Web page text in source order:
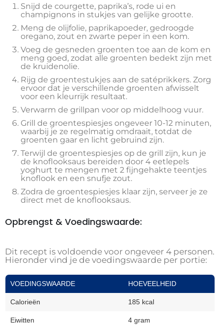
Snijd de courgette, paprika’s, rode ui en
champignons in stukjes van gelijke grootte.
Meng de olijfolie, paprikapoeder, gedroogde
oregano, zout en zwarte peper in een kom.
Voeg de gesneden groenten toe aan de kom en
meng goed, zodat alle groenten bedekt zijn met
de kruidenolie.
Rijg de groentestukjes aan de satéprikkers. Zorg
ervoor dat je verschillende groenten afwisselt
voor een kleurrijk resultaat.
Verwarm de grillpan voor op middelhoog vuur.
Grill de groentespiesjes ongeveer 10-12 minuten,
waarbij je ze regelmatig omdraait, totdat de
groenten gaar en licht gebruind zijn.
Terwijl de groentespiesjes op de grill zijn, kun je
de knoflooksaus bereiden door 4 eetlepels
yoghurt te mengen met 2 fijngehakte teentjes
knoflook en een snufje zout.
Zodra de groentespiesjes klaar zijn, serveer je ze
direct met de knoflooksaus.
Opbrengst & Voedingswaarde:
Dit recept is voldoende voor ongeveer 4 personen.
Hieronder vind je de voedingswaarde per portie:
VOEDINGSWAARDE HOEVEELHEID
Calorieën 185 kcal
Eiwitten 4 gram